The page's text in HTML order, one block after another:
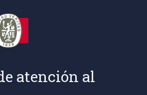
atención al